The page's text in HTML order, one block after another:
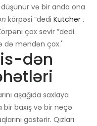
və bir anda ona
körpəsi ”dedi Kutcher .
çox sevir ”dedi.
də məndən çox.'
dən
aşağıda saxlaya
bir baxış və bir neçə
göstərir. Qızları